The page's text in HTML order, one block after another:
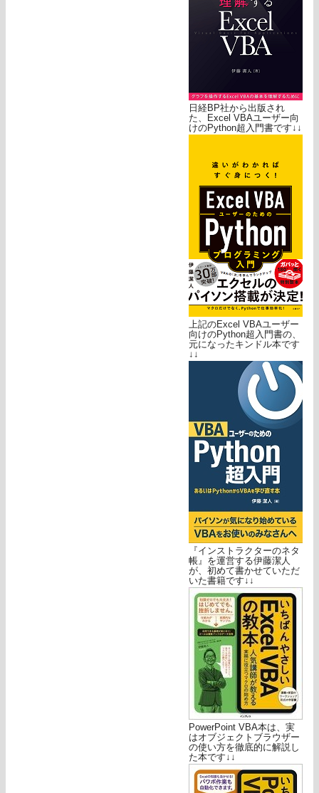
日経BP社から出版され
た、Excel VBAユーザー向
けのPython超入門書です↓↓
上記のExcel VBAユーザー
向けのPython超入門書の、
元になったキンドル本です
↓↓
『インストラクターのネタ
帳』を運営する伊藤潔人
が、初めて書かせていただ
いた書籍です↓↓
PowerPoint VBA本は、実
はオブジェクトブラウザー
の使い方を徹底的に解説し
た本です↓↓